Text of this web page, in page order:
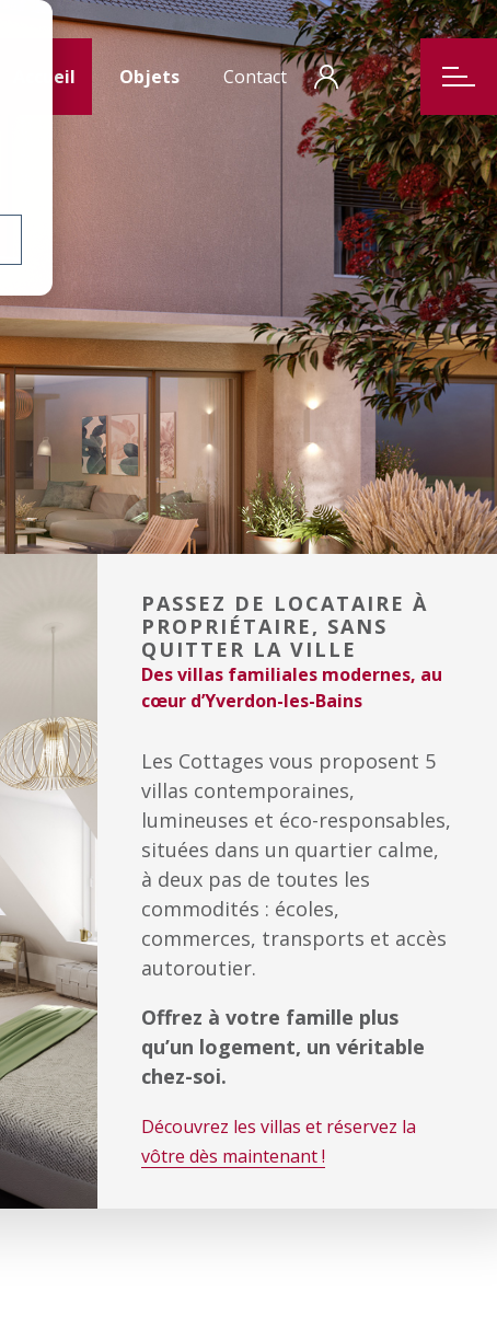
Accueil Objets Contact
PASSEZ DE LOCATAIRE À
PROPRIÉTAIRE, SANS
QUITTER LA VILLE
Des villas familiales modernes, au
cœur d’Yverdon-les-Bains
Les Cottages vous proposent 5
villas contemporaines,
lumineuses et éco-responsables,
situées dans un quartier calme,
à deux pas de toutes les
commodités : écoles,
commerces, transports et accès
autoroutier.
Offrez à votre famille plus
qu’un logement, un véritable
chez-soi.
Découvrez les villas et réservez la
vôtre dès maintenant !